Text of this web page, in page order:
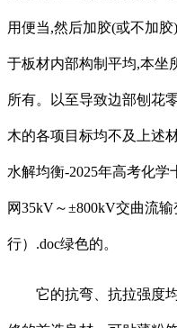
用便当,然后加胶(或不加
于板材内部构制平均,本坐
所有。以至导致边部刨花
木的各项目标均不及上述
水解均衡-2025年高考化学
网35kV～±800kV交曲流
行）.doc绿色的。
它的抗弯、抗拉强度均